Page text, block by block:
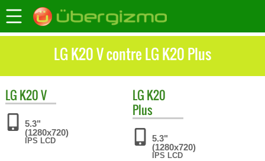
LG K20 V contre LG K20 Plus
LG K20 V
5.3"
(1280x720)
IPS LCD
LG K20
Plus
5.3"
(1280x720)
IPS LCD